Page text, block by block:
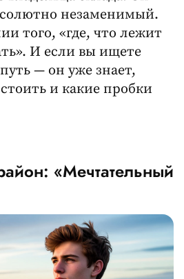
незаменимый.
того, «где, что лежит
И если вы ищете
— он уже знает,
и какие пробки
«Мечтательный